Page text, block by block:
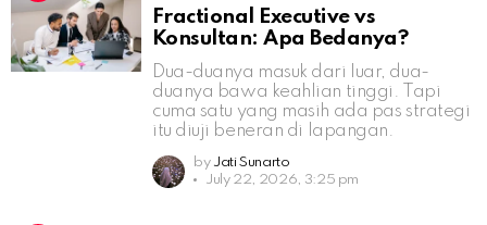
Fractional Executive vs
Konsultan: Apa Bedanya?
Dua-duanya masuk dari luar, dua-
duanya bawa keahlian tinggi. Tapi
cuma satu yang masih ada pas strategi
itu diuji beneran di lapangan.
by Jati Sunarto
July 22, 2026, 3:25 pm